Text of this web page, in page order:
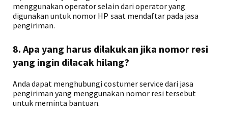
menggunakan operator selain dari operator yang
digunakan untuk nomor HP saat mendaftar pada jasa
pengiriman.
8. Apa yang harus dilakukan jika nomor resi
yang ingin dilacak hilang?
Anda dapat menghubungi costumer service dari jasa
pengiriman yang menggunakan nomor resi tersebut
untuk meminta bantuan.